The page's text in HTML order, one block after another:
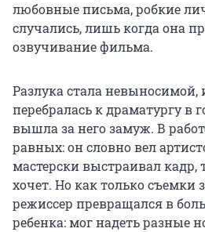
любовные письма, робкие
случались, лишь когда она
озвучивание фильма.
Разлука стала невыносимой,
перебралась к драматургу в
вышла за него замуж. В
равных: он словно вел
мастерски выстраивал кадр,
хочет. Но как только съемки
режиссер превращался в
ребенка: мог надеть разные